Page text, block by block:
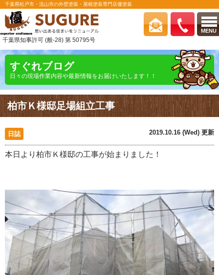
MENU
千葉県松戸市・流山市の外壁塗装・屋根塗装専門店優塗装
千葉県知事許可 (般-28) 第 50795号
すぐれブログ
日々の現場作業内容や最新情報をお届けいたします！！
柏市Ｋ様邸足場組立工事
日誌 2019.10.16 (Wed) 更新
本日より柏市Ｋ様邸の工事が始まりました！